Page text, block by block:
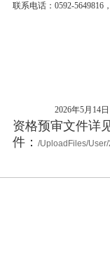
联系电话：0592-5649816
厦门金
2026年5月14日
资格预审文件详
件： /UploadFiles/